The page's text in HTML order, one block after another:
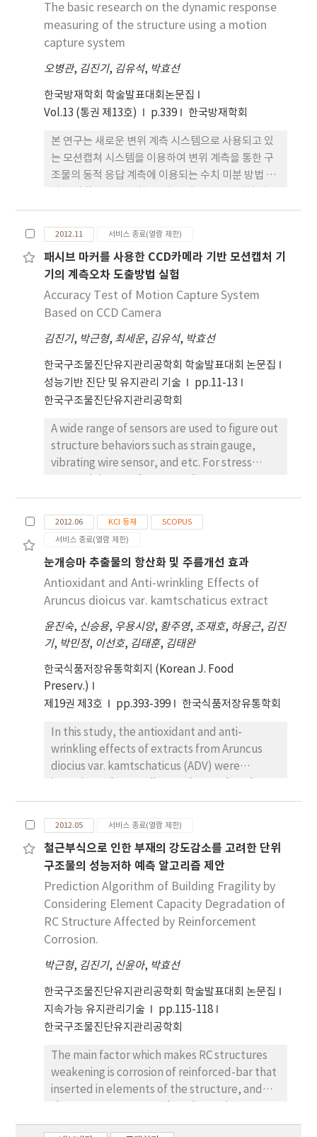
발현 에 주요 성분으로 사료되는 geraniol과
linalool 합성에 관여하며 enzyme을 coding하는
유전자들의 염기서열 정보를 얻었다. 이를 이용하여
Linanool synthase(LIS), Farnesol kinase로 추
정 되는 유전자 단편을 얻으며, 이를 호접란의 각 조직
별, 시기별로 발현정도를 비교해 본 결과, LIS는 꽃이
을 알았고 Farnesol kinase는 꽃봉우리시기부터 만
개시기까지 고르게 발 현된다는 점을 확인할 수 있었
다. 이를 바탕으로 우리는 전체 유전자의 염기서열을
length cDNA를 분리하였고 이들 향기유전자를 향
기없는 호접란에 형질전환하기 위한 형질전환 벡 터
를 작성하였다. 이렇게 확보된 벡터는 호접란 내 유전
자의 삽입 유무를 확인하기 위해서
phosphinothricin(PPT) 저항성 유전자(BAR)와
향기유전자를 가진 발현벡터로 구축되었으며, 이 발
현벡터를 호접란의 PLB조직을 이용 하여에 아그로박
종후 2.5mg/L PPT가 함유된 배지에서 조직 을 치상
하여 형질전환체 유도를 진행하였고 그 중 PPT 저항
성을 보이는 유식물체를 20개체 정도 얻을 수 있었다.
이들의 잎에서 genomic DNA를 분리 한 뒤 PCR을
The basic research on the dynamic response
measuring of the structure using a motion
capture system
오병관, 김진기, 김유석, 박효선
한국방재학회 학술발표대회논문집
Vol.13 (통권 제13호)
p.339 한국방재학회
본 연구는 새로운 변위 계측 시스템으로 사용되고 있
는 모션캡쳐 시스템을 이용하여 변위 계측을 통한 구
조물의 동적 응답 계측에 이용되는 수치 미분 방법 중
템에서 계측한 동적 응답과 기존 변위 계측 센서에서
얻은 동적 응답과의 비교를 통해 그 적합성을 검증하
였다. 기존의 변위 및 가속도 계측 센서는 센서 설치의
어려움, 케이블 길이, 유선 방식에 따른 가속도 데이
터 오차 발생 등의 문제점을 갖고 있다. 모션캡쳐 시스
템은 계측하고자 하는 위치에 마커를 부착하고 카메
라가 반사하는 마커의 변위를 측정하여 3차원 좌표를
계측 센서의 단점을 극복한 계측 시스템이다. 변위 계
측을 통한 가속도 등의 동적 계측을 하기 위해서는 계
측한 변위 데이터의 수치 미분이 필요하며 이를 통해
가속도 값을 얻는다. 본 연구에서는 모션 캡쳐 시스템
해 가속도로 변환시켜 기존의 가속도 측정 센서와의
비교를 통해 가장 적합한 수치 미분 방법(Four-
point Backward Difference, FBD)을 찾을 수 있
를 적용하여 얻은 동적 응답(가속도, 고유주파수)과
기존 변위 계측 센서(레이저 변위계)에서 계측한 동
적 응답과의 비교를 통해 FBD를 적용한 모션캡쳐 시
었다.
2012.11 서비스 종료(열람 제한)
패시브 마커를 사용한 CCD카메라 기반 모션캡처 기
기의 계측오차 도출방법 실험
Accuracy Test of Motion Capture System
Based on CCD Camera
김진기, 박근형, 최세운, 김유석, 박효선
한국구조물진단유지관리공학회 학술발표대회 논문집
성능기반 진단 및 유지관리 기술
pp.11-13
한국구조물진단유지관리공학회
A wide range of sensors are used to figure out
structure behaviors such as strain gauge,
vibrating wire sensor, and etc. For stress
relative changed values. For displacement
sensor, it is also exact but hard to figure out
3D displacement. Motion capture system can
various fields. This paper is aimed to define
accuracy for motion capture system through
the capturing a stopped passive marker.
structural health monitoring especially in
building structure was verified.
2012.06 KCI 등재
SCOPUS
서비스 종료(열람 제한)
눈개승마 추출물의 항산화 및 주름개선 효과
Antioxidant and Anti-wrinkling Effects of
Aruncus dioicus var. kamtschaticus extract
윤진숙, 신승용, 우용시앙, 황주영, 조재호, 하용근, 김진
기, 박민정, 이선호, 김태훈, 김태완
한국식품저장유통학회지 (Korean J. Food
Preserv.)
제19권 제3호
pp.393-399 한국식품저장유통학회
In this study, the antioxidant and anti-
wrinkling effects of extracts from Aruncus
diocius var. kamtschaticus (ADV) were
ethanol extract has better antioxidant and
anti-wrinkling effects than the water extract.
The amounts of total polyphenol and
flavonoid compounds in the ethanol extract
were 122 and 36 mg/g, respectively, while
those in the water extract were 87 and 26
mg/g. The antioxidant activities of the
ethanol and water extracts were 395 and
4,682 μg/mL as the RC50 values for the DPPH
μg/mL for the ABTS+ radical scavenging
activity, respectively. The reducing power of
the ethanol extract (1.58 at 2 mg/mL) was
higher than that of the water extract (0.88 at
ethanol and water extracts were 91.27 and
16.35% at 10 mg/mL, respectively.
Furthermore, the ADV ethanol extract
irradiation resulted in increased cell viability
2012.05 서비스 종료(열람 제한)
철근부식으로 인한 부재의 강도감소를 고려한 단위
구조물의 성능저하 예측 알고리즘 제안
Prediction Algorithm of Building Fragility by
Considering Element Capacity Degradation of
RC Structure Affected by Reinforcement
Corrosion.
박근형, 김진기, 신윤아, 박효선
한국구조물진단유지관리공학회 학술발표대회 논문집
지속가능 유지관리기술
pp.115-118
한국구조물진단유지관리공학회
The main factor which makes RC structures
weakening is corrosion of reinforced-bar that
inserted in elements of the structure, and
figure out how to prevent degradation of